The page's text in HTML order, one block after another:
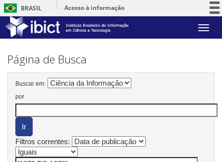
BRASIL
Acesso à informação
Serviços
Skip
Página de Busca
Buscar em:
por
Filtros correntes: